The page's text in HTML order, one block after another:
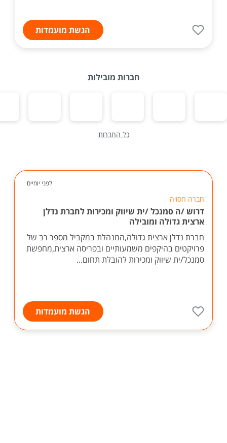
הגשת מועמדות
חברות מובילות
כל החברות
לפני יומיים
חברה חסויה
דרוש /ה סמנכל /ית שיווק ומכירות לחברת נדלן
ארצית גדולה ומובילה
חברת נדלן ארצית גדולה,המנהלת במקביל מספר רב של
פרויקטים בהיקפים משמעותיים ובפריסה ארצית,מחפשת
סמנכל/ית שיווק ומכירות להובלת תחום...
הגשת מועמדות